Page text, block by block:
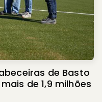
de Basto
de 1,9 milhões